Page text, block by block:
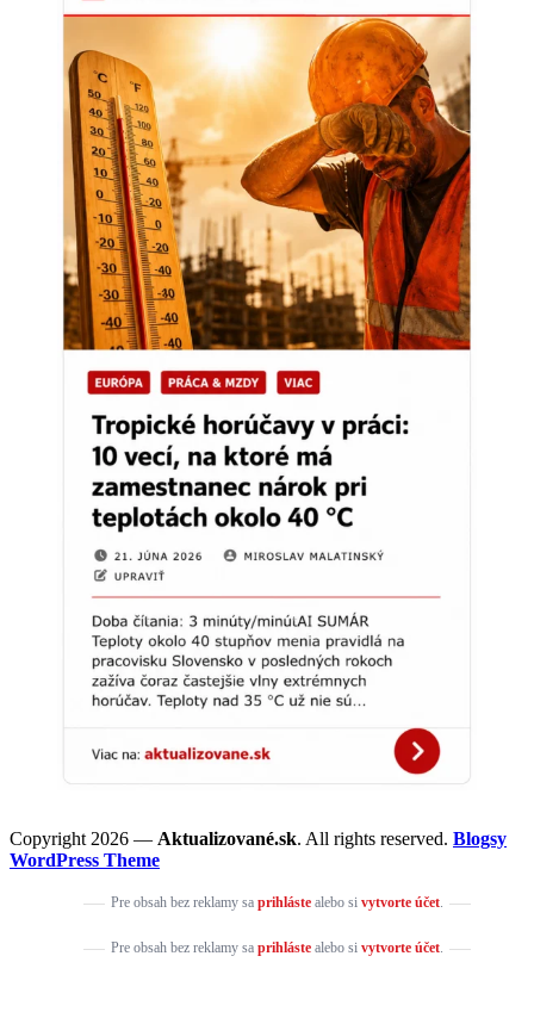
Copyright 2026 — Aktualizované.sk. All rights reserved. Blogsy
WordPress Theme
Pre obsah bez reklamy sa prihlástealebo si vytvorte účet.